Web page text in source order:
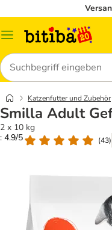
Menü
Suchen
Katzenfutter und Zubehör
Smilla Adult
2 x 10 kg
: 4.9/5
(43)